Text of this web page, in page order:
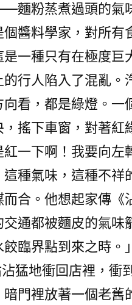
麵粉蒸煮過頭的氣
醬料學家，對所有
一種只有在極度巨
行人陷入了混亂。
看，都是綠燈。一
搖下車窗，對著紅
一下啊！我要向左
種氣味，這種不祥
合。他想起家傳《
通都被麵皮的氣味
臨界點到來之時。
猛地衝回店裡，衝
門裡放著一個老舊